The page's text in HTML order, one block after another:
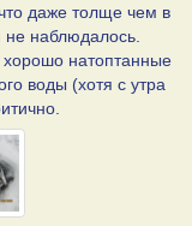
даже толще чем в
не наблюдалось.
хорошо натоптанные
воды (хотя с утра